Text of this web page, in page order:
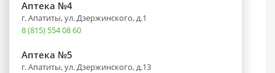
Аптека №4
г. Апатиты, ул. Дзержинского, д.1
8 (815) 554 08 60
Аптека №5
г. Апатиты, ул. Дзержинского, д.13